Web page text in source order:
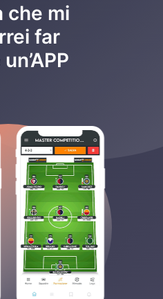
che mi
far